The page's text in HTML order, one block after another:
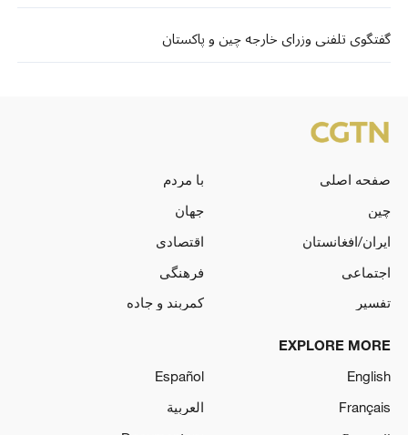
گفتگوی تلفنی وزرای خارجه چین و پاکستان
صفحه اصلی
با مردم
چین
جهان
ایران/افغانستان
اقتصادی
اجتماعی
فرهنگی
تفسیر
کمربند و جاده
EXPLORE MORE
English
Español
Français
العربية